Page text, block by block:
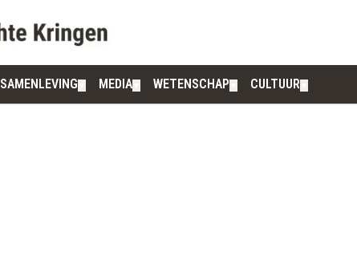
SAMENLEVING MEDIA WETENSCHAP CULTUUR